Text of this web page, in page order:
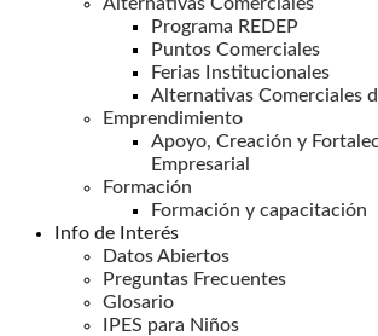
Programa REDEP
Puntos Comerciales
Ferias Institucionales
Alternativas Comerciales
Emprendimiento
Apoyo, Creación y
Empresarial
Formación
Formación y capacitación
Info de Interés
Datos Abiertos
Preguntas Frecuentes
Glosario
IPES para Niños